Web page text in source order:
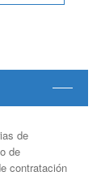
de
de
contratación